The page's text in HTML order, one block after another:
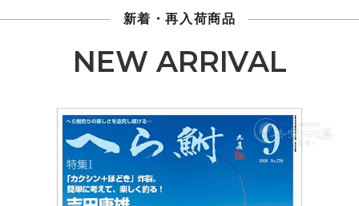
新着・再入荷商品
NEW ARRIVAL